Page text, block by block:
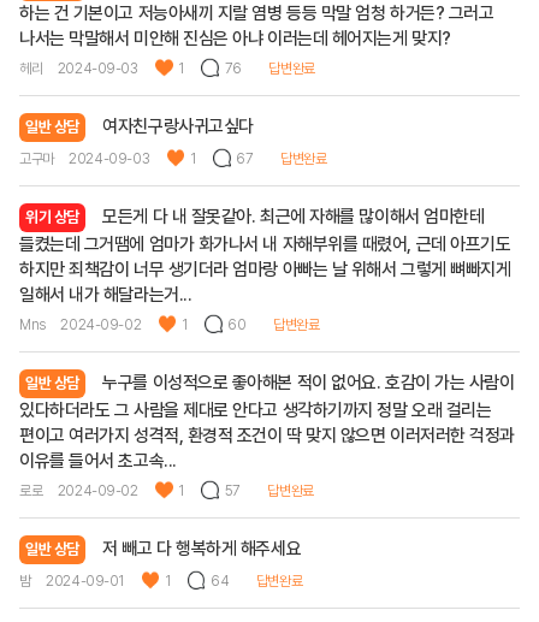
하는 건 기본이고 저능아새끼 지랄 염병 등등 막말 엄청 하거든? 그러고
나서는 막말해서 미안해 진심은 아냐 이러는데 헤어지는게 맞지?
헤리 2024-09-03 1 76 답변완료
일반 상담 여자친구랑사귀고싶다
고구마 2024-09-03 1 67 답변완료
위기 상담
모든게 다 내 잘못같아. 최근에 자해를 많이해서 엄마한테
들켰는데 그거땜에 엄마가 화가나서 내 자해부위를 때렸어, 근데 아프기도
하지만 죄책감이 너무 생기더라 엄마랑 아빠는 날 위해서 그렇게 뼈빠지게
일해서 내가 해달라는거...
Mns 2024-09-02 1 60 답변완료
일반 상담
누구를 이성적으로 좋아해본 적이 없어요. 호감이 가는 사람이
있다하더라도 그 사람을 제대로 안다고 생각하기까지 정말 오래 걸리는
편이고 여러가지 성격적, 환경적 조건이 딱 맞지 않으면 이러저러한 걱정과
이유를 들어서 초고속...
로로 2024-09-02 1 57 답변완료
일반 상담 저 빼고 다 행복하게 해주세요
밤 2024-09-01 1 64 답변완료